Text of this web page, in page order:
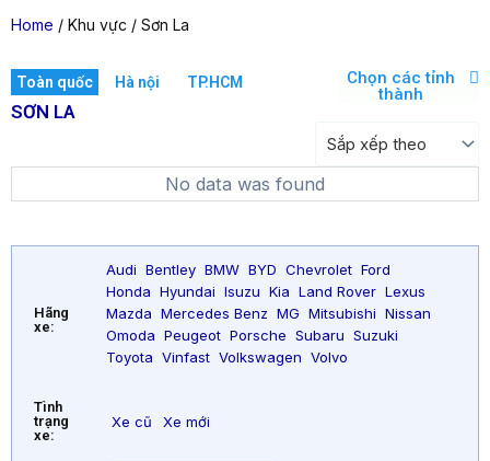
Home / Khu vực / Sơn La
Toàn quốc Hà nội TP.HCM
Chọn các tỉnh
thành
SƠN LA
No data was found
Hãng
xe:
Audi Bentley BMW BYD Chevrolet Ford
Honda Hyundai Isuzu Kia Land Rover Lexus
Mazda Mercedes Benz MG Mitsubishi Nissan
Omoda Peugeot Porsche Subaru Suzuki
Toyota Vinfast Volkswagen Volvo
Tình
trạng
xe:
Xe cũ Xe mới